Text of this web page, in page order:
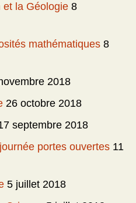
et la Géologie 8
mathématiques 8
2018
26 octobre 2018
septembre 2018
portes ouvertes 11
5 juillet 2018